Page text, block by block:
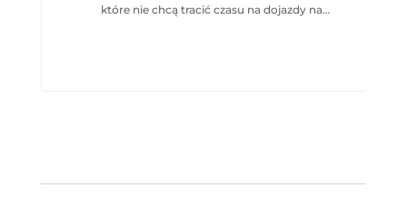
które nie chcą tracić czasu na dojazdy na…